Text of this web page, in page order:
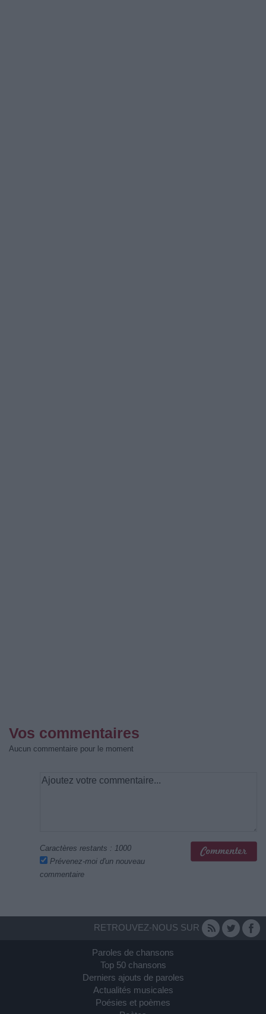
Vos commentaires
Aucun commentaire pour le moment
Caractères restants : 1000
Prévenez-moi d'un nouveau
commentaire
RETROUVEZ-NOUS SUR
Paroles de chansons
Top 50 chansons
Derniers ajouts de paroles
Actualités musicales
Poésies et poèmes